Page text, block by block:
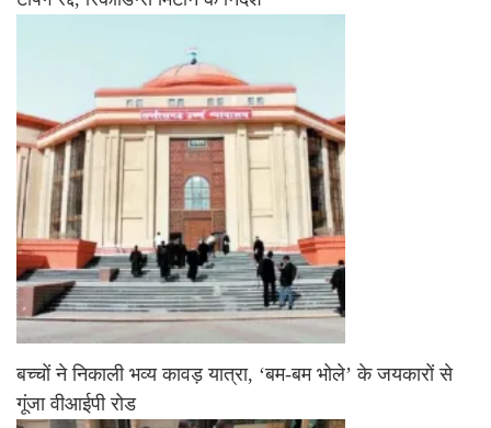
बच्चों ने निकाली भव्य कावड़ यात्रा, ‘बम-बम भोले’ के जयकारों से
गूंजा वीआईपी रोड